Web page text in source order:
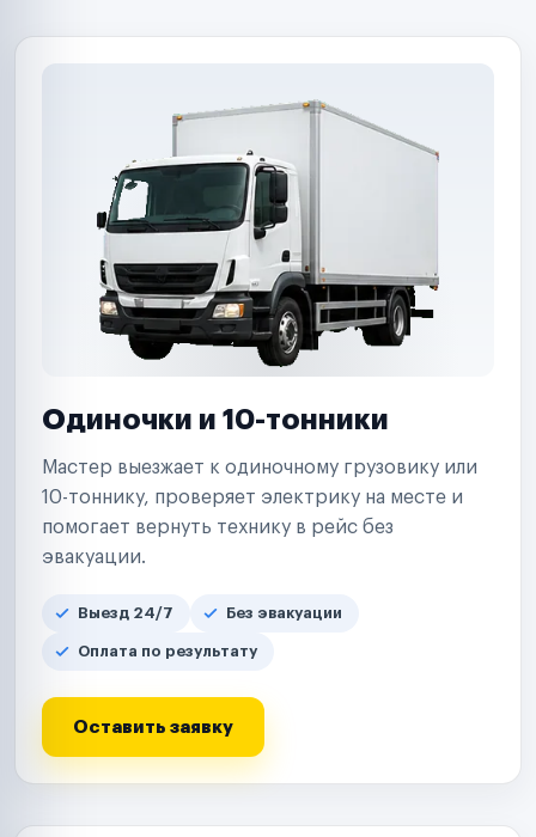
Одиночки и 10-тонники
Мастер выезжает к одиночному грузовику или
10-тоннику, проверяет электрику на месте и
помогает вернуть технику в рейс без
эвакуации.
Выезд 24/7 Без эвакуации
Оплата по результату
Оставить заявку